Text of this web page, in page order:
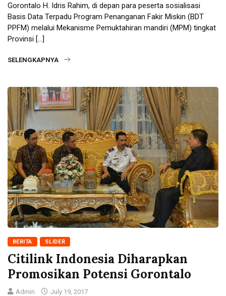
Gorontalo H. Idris Rahim, di depan para peserta sosialisasi
Basis Data Terpadu Program Penanganan Fakir Miskin (BDT
PPFM) melalui Mekanisme Pemuktahiran mandiri (MPM) tingkat
Provinsi […]
SELENGKAPNYA
BERITA SLIDER
Citilink Indonesia Diharapkan
Promosikan Potensi Gorontalo
Admin July 19, 2017